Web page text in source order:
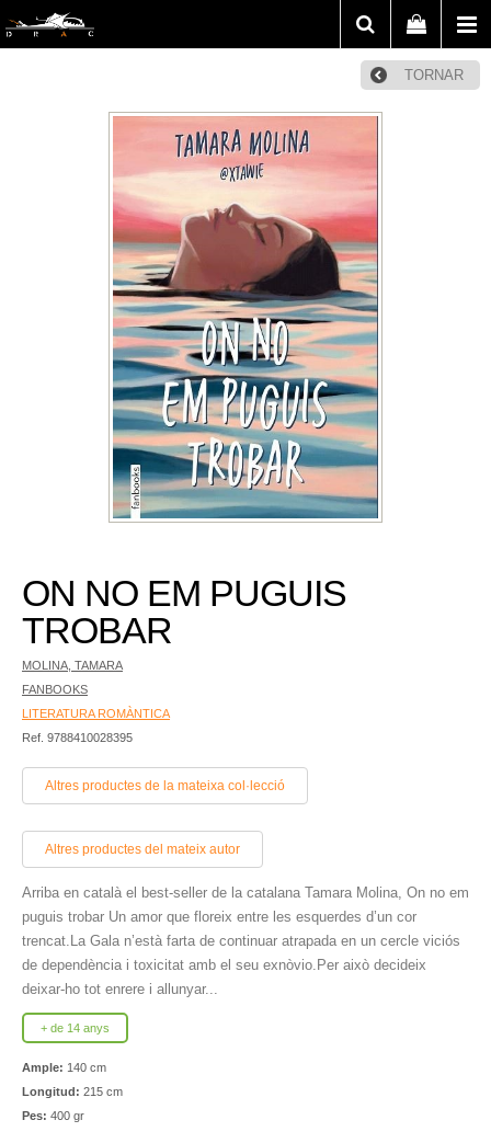
TORNAR
ON NO EM PUGUIS
TROBAR
MOLINA, TAMARA
FANBOOKS
LITERATURA ROMÀNTICA
Ref. 9788410028395
Altres productes de la mateixa col·lecció
Altres productes del mateix autor
Arriba en català el best-seller de la catalana Tamara Molina, On no em
puguis trobar Un amor que floreix entre les esquerdes d’un cor
trencat.La Gala n’està farta de continuar atrapada en un cercle viciós
de dependència i toxicitat amb el seu exnòvio.Per això decideix
deixar-ho tot enrere i allunyar...
+ de 14 anys
Ample: 140 cm
Longitud: 215 cm
Pes: 400 gr